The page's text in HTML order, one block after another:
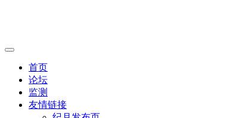
首页
论坛
监测
友情链接